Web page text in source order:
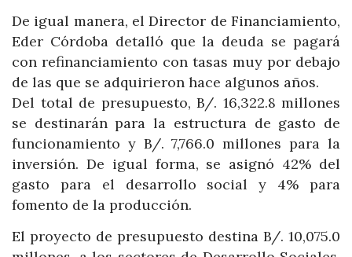
De igual manera, el Director de Financiamiento,
Eder Córdoba detalló que la deuda se pagará
con refinanciamiento con tasas muy por debajo
de las que se adquirieron hace algunos años.
Del total de presupuesto, B/. 16,322.8 millones
se destinarán para la estructura de gasto de
funcionamiento y B/. 7,766.0 millones para la
inversión. De igual forma, se asignó 42% del
gasto para el desarrollo social y 4% para
fomento de la producción.
El proyecto de presupuesto destina B/. 10,075.0